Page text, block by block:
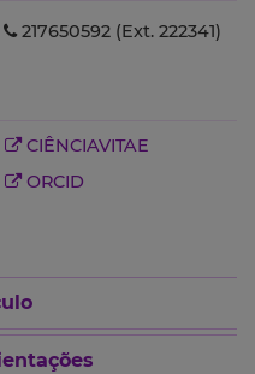
217650592 (Ext. 222341)
CIÊNCIAVITAE
ORCID